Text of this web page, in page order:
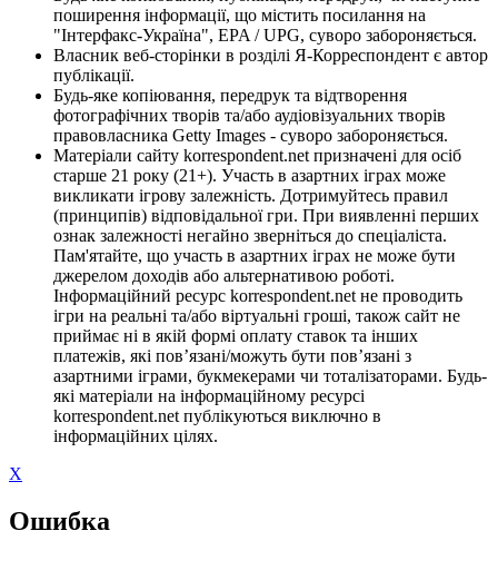
поширення інформації, що містить посилання на
"Інтерфакс-Україна", EPA / UPG, суворо забороняється.
Власник веб-сторінки в розділі Я-Корреспондент є автор
публікації.
Будь-яке копіювання, передрук та відтворення
фотографічних творів та/або аудіовізуальних творів
правовласника Getty Images - суворо забороняється.
Матеріали сайту korrespondent.net призначені для осіб
старше 21 року (21+). Участь в азартних іграх може
викликати ігрову залежність. Дотримуйтесь правил
(принципів) відповідальної гри. При виявленні перших
ознак залежності негайно зверніться до спеціаліста.
Пам'ятайте, що участь в азартних іграх не може бути
джерелом доходів або альтернативою роботі.
Інформаційний ресурс korrespondent.net не проводить
ігри на реальні та/або віртуальні гроші, також сайт не
приймає ні в якій формі оплату ставок та інших
платежів, які пов’язані/можуть бути пов’язані з
азартними іграми, букмекерами чи тоталізаторами. Будь-
які матеріали на інформаційному ресурсі
korrespondent.net публікуються виключно в
інформаційних цілях.
X
Ошибка